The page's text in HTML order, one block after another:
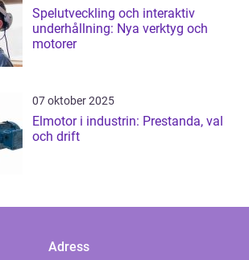
Spelutveckling och interaktiv
underhållning: Nya verktyg och
motorer
07 oktober 2025
Elmotor i industrin: Prestanda, val
och drift
Adress